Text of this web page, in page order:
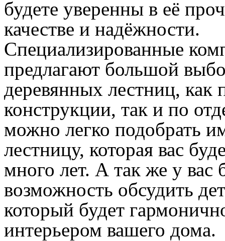
будете уверенны в её
качестве и надёжности.
Специализированные
предлагают большой
деревянных лестниц, как
конструкции, так и по
можно легко подобрать
лестницу, которая вас
много лет. А так же у вас
возможность обсудить
который будет
интерьером вашего дома.